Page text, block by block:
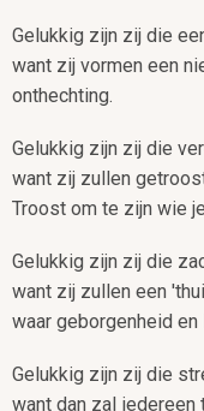
Gelukkig zijn zij die
want zij vormen een
onthechting.
Gelukkig zijn zij die
want zij zullen
Troost om te zijn wie
Gelukkig zijn zij die
want zij zullen een
waar geborgenheid
Gelukkig zijn zij die
want dan zal iedereen